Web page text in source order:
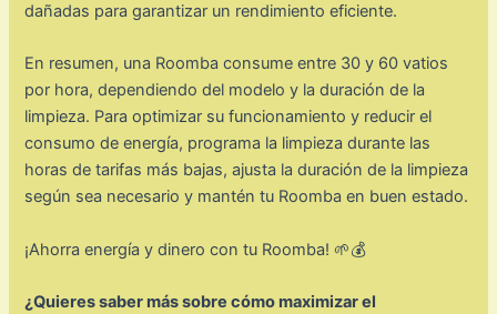
dañadas para garantizar un rendimiento eficiente.
En resumen, una Roomba consume entre 30 y 60 vatios
por hora, dependiendo del modelo y la duración de la
limpieza. Para optimizar su funcionamiento y reducir el
consumo de energía, programa la limpieza durante las
horas de tarifas más bajas, ajusta la duración de la limpieza
según sea necesario y mantén tu Roomba en buen estado.
¡Ahorra energía y dinero con tu Roomba! 🌱💰
¿Quieres saber más sobre cómo maximizar el